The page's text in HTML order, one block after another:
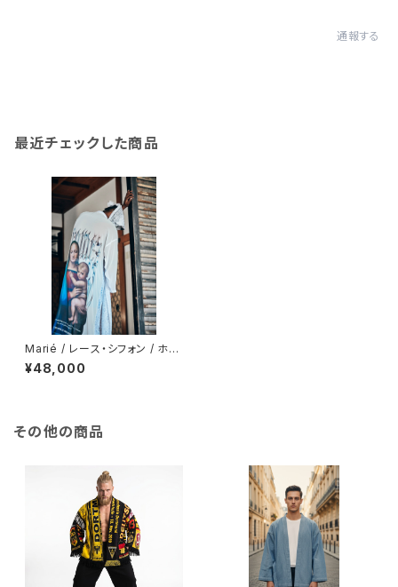
通報する
最近チェックした商品
Marié / レース・シフォン / ホワ
イト / 道中着ガウン
¥48,000
その他の商品